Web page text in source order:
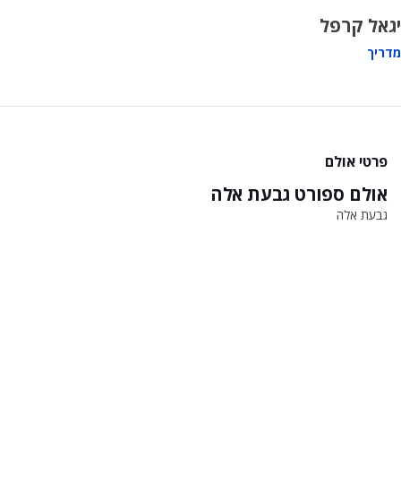
יגאל קרפל
מדריך
פרטי אולם
אולם ספורט גבעת אלה
גבעת אלה